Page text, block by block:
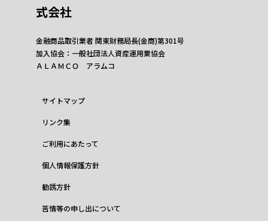
式会社
金融商品取引業者 関東財務局長(金商)第301号
加入協会：一般社団法人資産運用業協会
ＡＬＡＭＣＯ アラムコ
サイトマップ
リンク集
ご利用にあたって
個人情報保護方針
勧誘方針
苦情等の申し出について